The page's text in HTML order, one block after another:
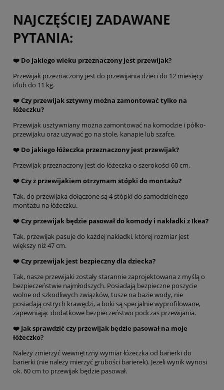
NAJCZĘŚCIEJ ZADAWANE
PYTANIA:
❤️ Do jakiego wieku przeznaczony jest przewijak?
Przewijak przeznaczony jest do przewijania dzieci do 12 miesięcy
i/lub do 11 kg.
❤️Czy przewijak sztywny można zamontować tylko na
łóżeczku?
Przewijak usztywniany można zamontować na komodzie i półko-
przewijaku oraz używać go na stole, kanapie lub szafce.
❤️ Do jakiego łóżeczka przeznaczony jest przewijak?
Przewijak przeznaczony jest do łóżeczka o szerokości 60 cm.
❤️Czy z przewijakiem otrzymam stópki do montażu?
Tak, do przewijaka dołączone są 4 stópki do samodzielnego
montażu na łóżeczku.
❤️Czy przewijak będzie pasował do komody i nakładki z Ikea?
Tak, przewijak pasuje do każdej nakładki, której rozmiar jest
większy niż 47 cm.
❤️ Czy przewijak jest bezpieczny dla dziecka?
Tak, nasze przewijaki zostały starannie zaprojektowana z myślą o
bezpieczeństwie najmłodszych. Posiadają bezpieczne poszycie
wolne od szkodliwych związków, tusze na bazie wody, nie
posiadają ostrych krawędzi, a boki są specjalnie wyprofilowane,
zapewniając dodatkowe bezpieczeństwo podczas przewijania.
❤️ Jak sprawdzić czy przewijak będzie pasował na moje
łóżeczko?
Należy zmierzyć wewnętrzny wymiar łóżeczka od barierki do
barierki (nie należy mierzyć grubości barierek). Jeżeli wynik wynosi
ok. 60 cm to przewijak będzie pasował.